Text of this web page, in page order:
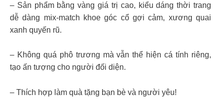
– Sản phẩm bằng vàng giá trị cao, kiểu dáng thời trang
dễ dàng mix-match khoe góc cổ gợi cảm, xương quai
xanh quyến rũ.
– Không quá phô trương mà vẫn thể hiện cá tính riêng,
tạo ấn tượng cho người đối diện.
– Thích hợp làm quà tặng bạn bè và người yêu!